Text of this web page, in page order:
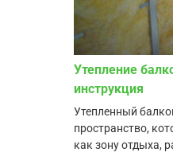
Утепление
инструкция
Утепленный
пространство,
как зону отдыха,